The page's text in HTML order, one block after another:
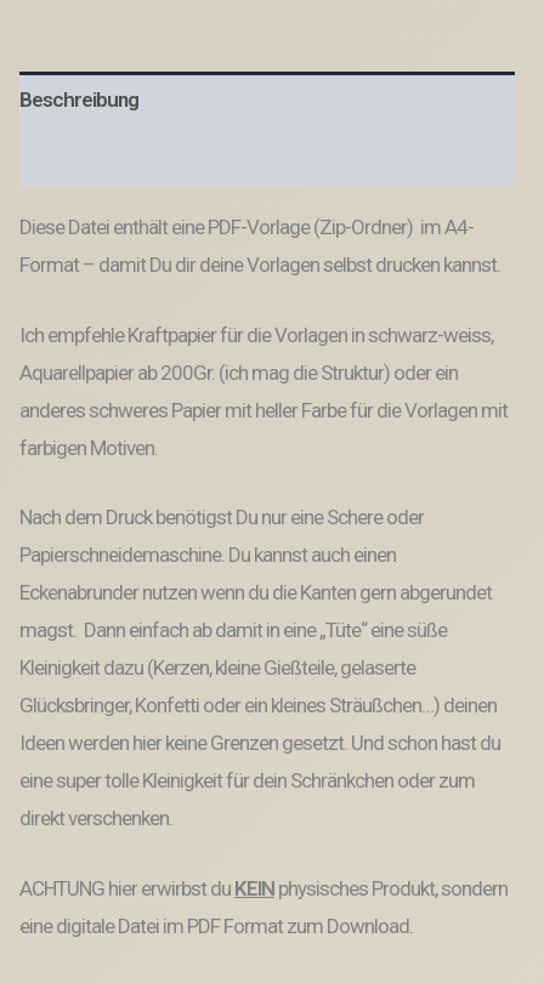
Kleinigkeiten
-
Datei
selber
Beschreibung
Diese Datei enthält eine PDF-Vorlage (Zip-Ordner) im A4-
Format – damit Du dir deine Vorlagen selbst drucken kannst.
Ich empfehle Kraftpapier für die Vorlagen in schwarz-weiss,
Aquarellpapier ab 200Gr. (ich mag die Struktur) oder ein
anderes schweres Papier mit heller Farbe für die Vorlagen mit
farbigen Motiven.
Nach dem Druck benötigst Du nur eine Schere oder
Papierschneidemaschine. Du kannst auch einen
Eckenabrunder nutzen wenn du die Kanten gern abgerundet
magst. Dann einfach ab damit in eine „Tüte“ eine süße
Kleinigkeit dazu (Kerzen, kleine Gießteile, gelaserte
Glücksbringer, Konfetti oder ein kleines Sträußchen…) deinen
Ideen werden hier keine Grenzen gesetzt. Und schon hast du
eine super tolle Kleinigkeit für dein Schränkchen oder zum
direkt verschenken.
ACHTUNG hier erwirbst du KEIN physisches Produkt, sondern
eine digitale Datei im PDF Format zum Download.